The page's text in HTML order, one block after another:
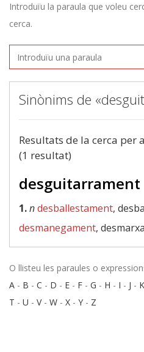
Introduïu la paraula que voleu
cerca.
Sinònims de
Resultats de la cerca per
(1 resultat)
desguitarrament
1.ndesballestament,
desmanegament,
O llisteu les paraules o
A - B - C - D - E - F - G - H - I - J - K
T - U - V- W - X - Y - Z